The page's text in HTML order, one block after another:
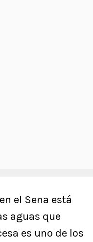
el Sena está
aguas que
es uno de los